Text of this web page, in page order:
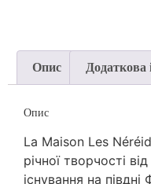
Опис Додаткова
Опис
La Maison Les
річної творчості
існування на